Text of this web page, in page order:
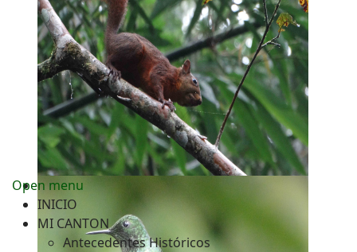
Open menu
INICIO
MI CANTON
Antecedentes Históricos